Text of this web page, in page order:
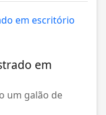
em
um galão de